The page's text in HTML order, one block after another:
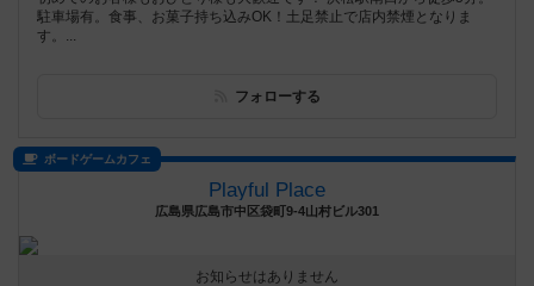
駐車場有。食事、お菓子持ち込みOK！土足禁止で店内禁煙となりま
す。...
フォローする
ボードゲームカフェ
Playful Place
広島県広島市中区袋町9-4山村ビル301
お知らせはありません